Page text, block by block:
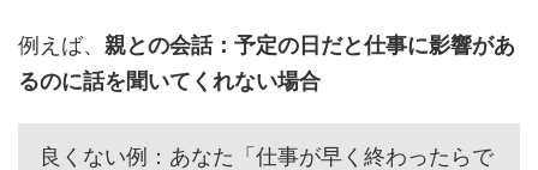
例えば、 親との会話：予定の日だと仕事に影響があ
るのに話を聞いてくれない場合
良くない例：あなた「仕事が早く終わったらで